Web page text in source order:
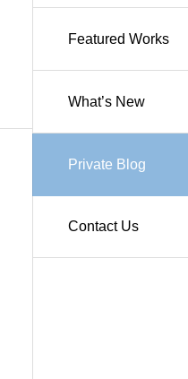
Works-住宅
Works-商業施設
Works-その他施
Featured Works
What’s New
Private Blog
Contact Us